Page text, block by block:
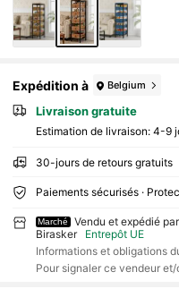
Expédition à Belgium
Livraison gratuite
Estimation de livraison: 4-9
30-jours de retours gratuits
Paiements sécurisés ·
Marché
Vendu et expédié
Birasker
Entrepôt UE
Informations et obligations
Pour signaler ce vendeur